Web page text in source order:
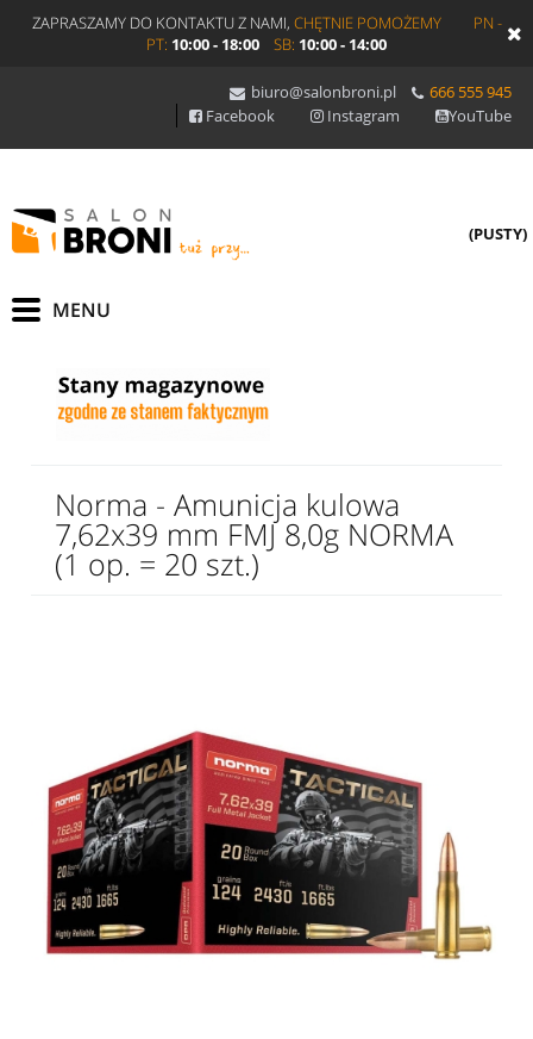
ZAPRASZAMY DO KONTAKTU Z NAMI, CHĘTNIE POMOŻEMY
PN -
PT: 10:00 - 18:00 SB: 10:00 - 14:00
biuro@salonbroni.pl
666 555 945
Facebook
Instagram YouTube
(PUSTY)
Norma - Amunicja kulowa
7,62x39 mm FMJ 8,0g NORMA
(1 op. = 20 szt.)